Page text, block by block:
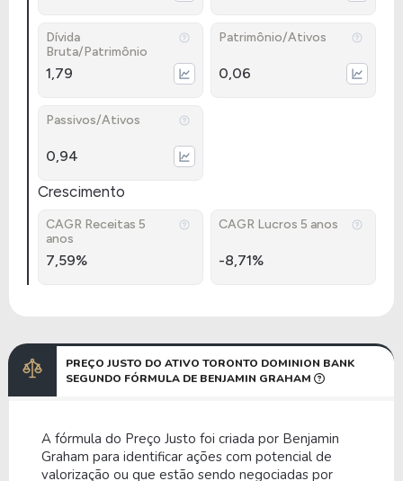
Dívida
Bruta/Patrimônio
1,79
Patrimônio/Ativos
0,06
Passivos/Ativos
0,94
Crescimento
CAGR Receitas 5
anos
7,59%
CAGR Lucros 5 anos
-8,71%
PREÇO JUSTO DO ATIVO TORONTO DOMINION BANK
SEGUNDO FÓRMULA DE BENJAMIN GRAHAM
A fórmula do Preço Justo foi criada por Benjamin
Graham para identificar ações com potencial de
valorização ou que estão sendo negociadas por